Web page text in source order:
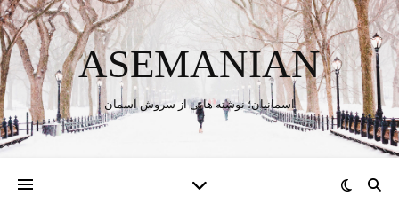
ASEMANIAN
آسمانیان؛ نوشته هایی از سروش آسمان